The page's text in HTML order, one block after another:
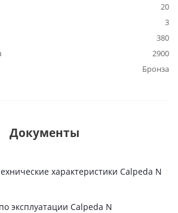
20
3
380
2900
Бронза
Документы
характеристики Calpeda N
эксплуатации Calpeda N